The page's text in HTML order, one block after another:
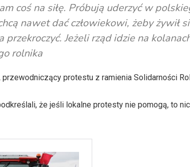
coś na siłę. Próbują uderzyć w
nawet dać człowiekowi, żeby żywił
przekroczyć. Jeżeli rząd idzie na
rolnika
przewodniczący protestu z ramienia Solidarności
że jeśli lokalne protesty nie pomogą, to